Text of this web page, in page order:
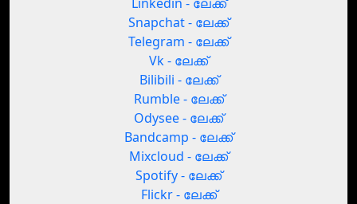
Snapchat - ലേക്ക്
Telegram - ലേക്ക്
Vk - ലേക്ക്
Bilibili - ലേക്ക്
Rumble - ലേക്ക്
Odysee - ലേക്ക്
Bandcamp - ലേക്ക്
Mixcloud - ലേക്ക്
Spotify - ലേക്ക്
Flickr - ലേക്ക്